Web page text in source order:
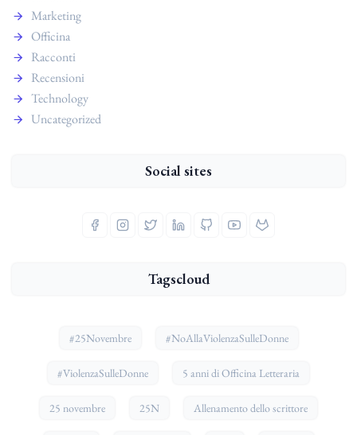
Marketing
Officina
Racconti
Recensioni
Technology
Uncategorized
Social sites
Tagscloud
#25Novembre #NoAllaViolenzaSulleDonne
#ViolenzaSulleDonne 5 anni di Officina Letteraria
25 novembre 25N Allenamento dello scrittore